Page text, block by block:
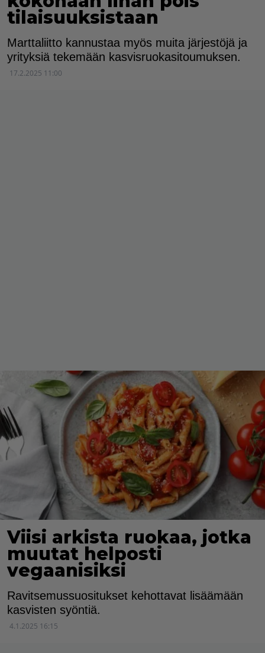
tilaisuuksistaan
Marttaliitto kannustaa myös muita järjestöjä ja
yrityksiä tekemään kasvisruokasitoumuksen.
17.2.2025 11:00
Viisi arkista ruokaa, jotka
muutat helposti
vegaanisiksi
Ravitsemussuositukset kehottavat lisäämään
kasvisten syöntiä.
4.1.2025 16:15